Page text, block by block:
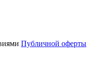
Публичной оферты